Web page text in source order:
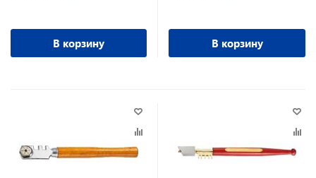
В корзину В корзину